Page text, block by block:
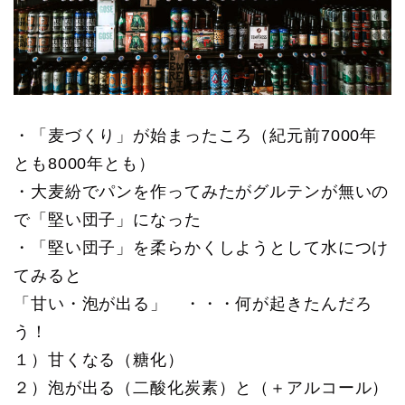
・「麦づくり」が始まったころ（紀元前7000年
とも8000年とも）
・大麦紛でパンを作ってみたがグルテンが無いの
で「堅い団子」になった
・「堅い団子」を柔らかくしようとして水につけ
てみると
「甘い・泡が出る」 ・・・何が起きたんだろ
う！
１）甘くなる（糖化）
２）泡が出る（二酸化炭素）と（＋アルコール）